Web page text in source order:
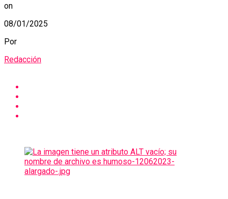
on
08/01/2025
Por
Redacción